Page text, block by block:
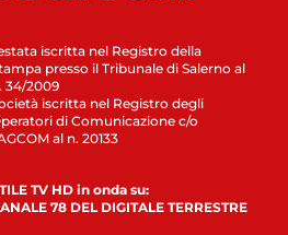
iscritta nel Registro della
presso il Tribunale di Salerno al
34/2009
iscritta nel Registro degli
di Comunicazione c/o
al n. 20133
TV HD in onda su:
78 DEL DIGITALE TERRESTRE